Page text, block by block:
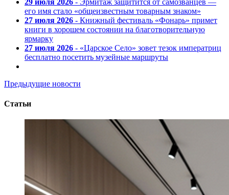
29 июля 2026 - Эрмитаж защитится от самозванцев —
его имя стало «общеизвестным товарным знаком»
27 июля 2026 - Книжный фестиваль «Фонарь» примет
книги в хорошем состоянии на благотворительную
ярмарку
27 июля 2026 - «Царское Село» зовет тезок императриц
бесплатно посетить музейные маршруты
Предыдущие новости
Статьи